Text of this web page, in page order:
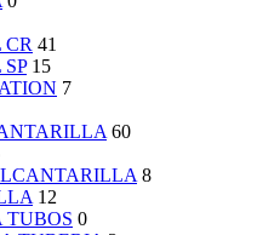
41
15
7
60
8
12
TUBOS 0